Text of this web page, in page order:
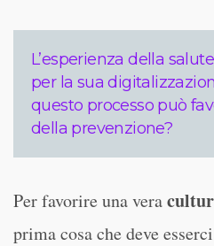
L’esperienza della
per la sua
questo processo può
della prevenzione?
Per favorire una vera
prima cosa che deve